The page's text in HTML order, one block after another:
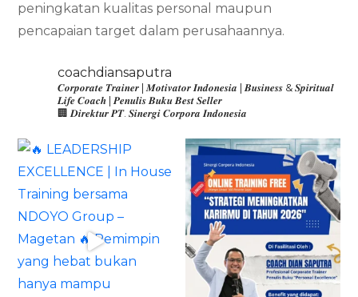
peningkatan kualitas personal maupun
pencapaian target dalam perusahaannya.
coachdiansaputra
𝑪𝒐𝒓𝒑𝒐𝒓𝒂𝒕𝒆 𝑻𝒓𝒂𝒊𝒏𝒆𝒓 | 𝑴𝒐𝒕𝒊𝒗𝒂𝒕𝒐𝒓 𝑰𝒏𝒅𝒐𝒏𝒆𝒔𝒊𝒂 | 𝑩𝒖𝒔𝒊𝒏𝒆𝒔𝒔 & 𝑺𝒑𝒊𝒓𝒊𝒕𝒖𝒂𝒍
𝑳𝒊𝒇𝒆 𝑪𝒐𝒂𝒄𝒉 | 𝑷𝒆𝒏𝒖𝒍𝒊𝒔 𝑩𝒖𝒌𝒖 𝑩𝒆𝒔𝒕 𝑺𝒆𝒍𝒍𝒆𝒓
🏢 𝑫𝒊𝒓𝒆𝒌𝒕𝒖𝒓 𝑷𝑻. 𝑺𝒊𝒏𝒆𝒓𝒈𝒊 𝑪𝒐𝒓𝒑𝒐𝒓𝒂 𝑰𝒏𝒅𝒐𝒏𝒆𝒔𝒊𝒂